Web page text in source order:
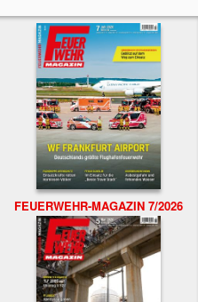
FEUERWEHR-MAGAZIN 7/2026